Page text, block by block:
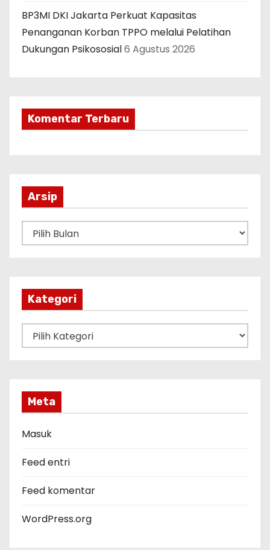
BP3MI DKI Jakarta Perkuat Kapasitas
Penanganan Korban TPPO melalui Pelatihan
Dukungan Psikososial6 Agustus 2026
Komentar Terbaru
Arsip
r
Kategori
a
o
r
Meta
Masuk
Feed entri
Feed komentar
WordPress.org